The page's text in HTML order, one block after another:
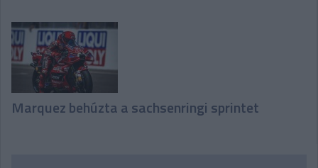
Marquez behúzta a sachsenringi sprintet